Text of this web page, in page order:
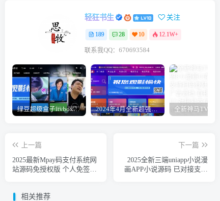
轻狂书生 关注
189 28 10 12.1W+
联系我QQ：670693584
绿豆超级盒子itvboxfast影视APP双端源码 TV+手机双端 支持直播/后台管理仓库/会员系统/卡密系统/批量生成账号 自动换源 集成免签约支付系统 2024年4月全新超强版本itvboxfast影视APP源码 TV+手机双端源码 新增超多功能tvbox二开如意版影视APP源码 修复N多bug-1.51已更新至最新1.51版本
上一篇
2025最新Mpay码支付系统网
站源码免授权版 个人免签约
下一篇
2025全新三端uniapp小说漫
画APP小说源码 已对接支付
相关推荐